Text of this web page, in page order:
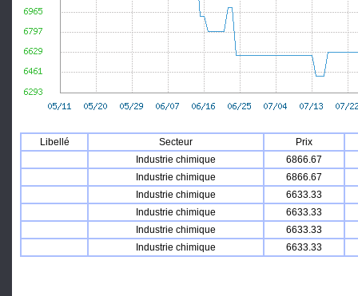
Libellé Secteur
Prix
Industrie chimique
6866.67
Industrie chimique
6866.67
Industrie chimique
6633.33
Industrie chimique
6633.33
Industrie chimique
6633.33
Industrie chimique
6633.33